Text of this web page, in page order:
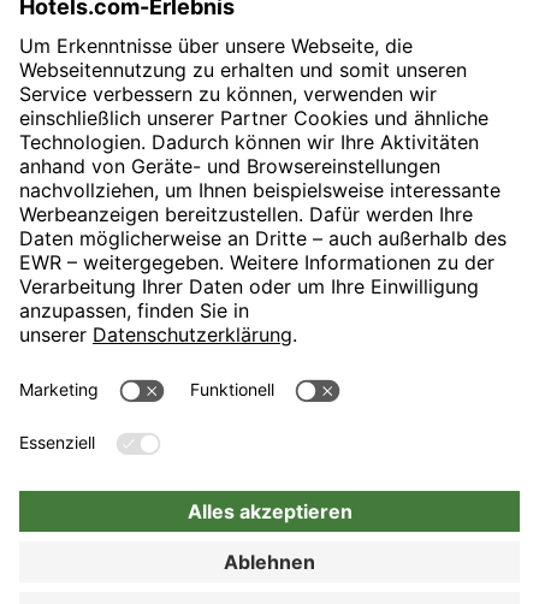
« Zurück zum Reise-Glossar